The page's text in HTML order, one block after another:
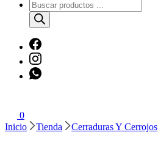
Búsqueda
de
productos
0
Inicio
Tienda Cerraduras Y Cerrojos